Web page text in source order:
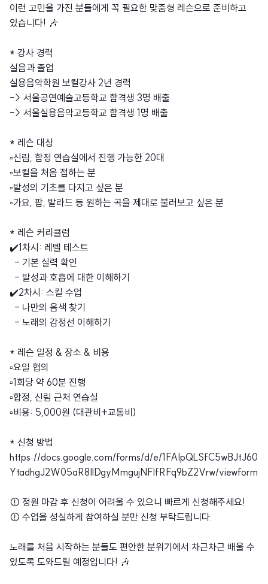
이런 고민을 가진 분들에게 꼭 필요한 맞춤형 레슨으로 준비하고
있습니다! 🎶
* 강사 경력
실음과 졸업
실용음악학원 보컬강사 2년 경력
-> 서울공연예술고등학교 합격생 3명 배출
-> 서울실용음악고등학교 합격생 1명 배출
* 레슨 대상
▫️신림, 합정 연습실에서 진행 가능한 20대
▫️보컬을 처음 접하는 분
▫️발성의 기초를 다지고 싶은 분
▫️가요, 팝, 발라드 등 원하는 곡을 제대로 불러보고 싶은 분
* 레슨 커리큘럼
✔️1차시: 레벨 테스트
- 기본 실력 확인
- 발성과 호흡에 대한 이해하기
✔️2차시: 스킬 수업
- 나만의 음색 찾기
- 노래의 감정선 이해하기
* 레슨 일정 & 장소 & 비용
▫️요일 협의
▫️1회당 약 60분 진행
▫️합정, 신림 근처 연습실
▫️비용: 5,000원 (대관비+교통비)
* 신청 방법
https://docs.google.com/forms/d/e/1FAIpQLSfC5wBJtJ60
YtadhgJ2W05aR8IlDgyMmgujNFlfRFq9bZ2Vrw/viewform
⚠️ 정원 마감 후 신청이 어려울 수 있으니 빠르게 신청해주세요!
⚠️ 수업을 성실하게 참여하실 분만 신청 부탁드립니다.
노래를 처음 시작하는 분들도 편안한 분위기에서 차근차근 배울 수
있도록 도와드릴 예정입니다! 🎶